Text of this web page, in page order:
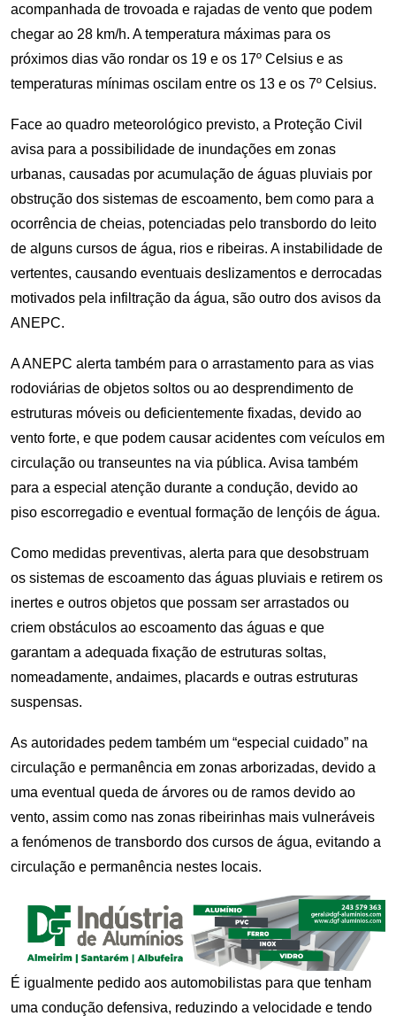
acompanhada de trovoada e rajadas de vento que podem
chegar ao 28 km/h. A temperatura máximas para os
próximos dias vão rondar os 19 e os 17º Celsius e as
temperaturas mínimas oscilam entre os 13 e os 7º Celsius.
Face ao quadro meteorológico previsto, a Proteção Civil
avisa para a possibilidade de inundações em zonas
urbanas, causadas por acumulação de águas pluviais por
obstrução dos sistemas de escoamento, bem como para a
ocorrência de cheias, potenciadas pelo transbordo do leito
de alguns cursos de água, rios e ribeiras. A instabilidade de
vertentes, causando eventuais deslizamentos e derrocadas
motivados pela infiltração da água, são outro dos avisos da
ANEPC.
A ANEPC alerta também para o arrastamento para as vias
rodoviárias de objetos soltos ou ao desprendimento de
estruturas móveis ou deficientemente fixadas, devido ao
vento forte, e que podem causar acidentes com veículos em
circulação ou transeuntes na via pública. Avisa também
para a especial atenção durante a condução, devido ao
piso escorregadio e eventual formação de lençóis de água.
Como medidas preventivas, alerta para que desobstruam
os sistemas de escoamento das águas pluviais e retirem os
inertes e outros objetos que possam ser arrastados ou
criem obstáculos ao escoamento das águas e que
garantam a adequada fixação de estruturas soltas,
nomeadamente, andaimes, placards e outras estruturas
suspensas.
As autoridades pedem também um “especial cuidado” na
circulação e permanência em zonas arborizadas, devido a
uma eventual queda de árvores ou de ramos devido ao
vento, assim como nas zonas ribeirinhas mais vulneráveis
a fenómenos de transbordo dos cursos de água, evitando a
circulação e permanência nestes locais.
É igualmente pedido aos automobilistas para que tenham
uma condução defensiva, reduzindo a velocidade e tendo